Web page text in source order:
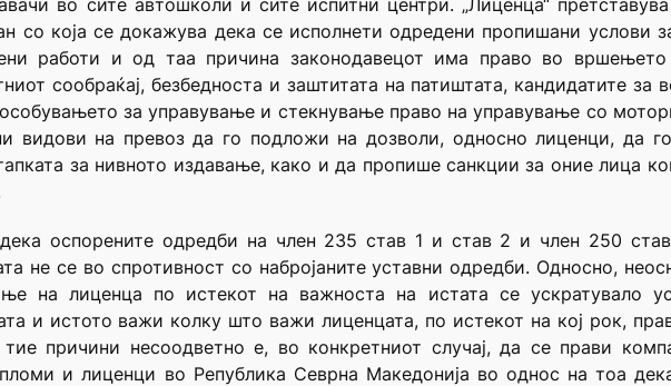
во сите автошколи и сите испитни центри. „Лиценца“
со која се докажува дека се исполнети одредени пропишани услови
работи и од таа причина законодавецот има право во
сообраќај, безбедноста и заштитата на патиштата, кандидатите
за управување и стекнување право на управување со
видови на превоз да го подложи на дозволи, односно лиценци, да
за нивното издавање, како и да пропише санкции за оние лица
оспорените одредби на член 235 став 1 и став 2 и член 250
не се во спротивност со набројаните уставни одредби. Односно,
на лиценца по истекот на важноста на истата се ускратувало
и истото важи колку што важи лиценцата, по истекот на кој рок,
причини несоодветно е, во конкретниот случај, да се прави
и лиценци во Република Севрна Македонија во однос на тоа